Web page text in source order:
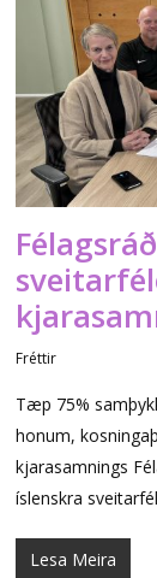
Fréttir
Tæp 75%
honum,
kjarasamnings
íslenskra
Lesa Meira